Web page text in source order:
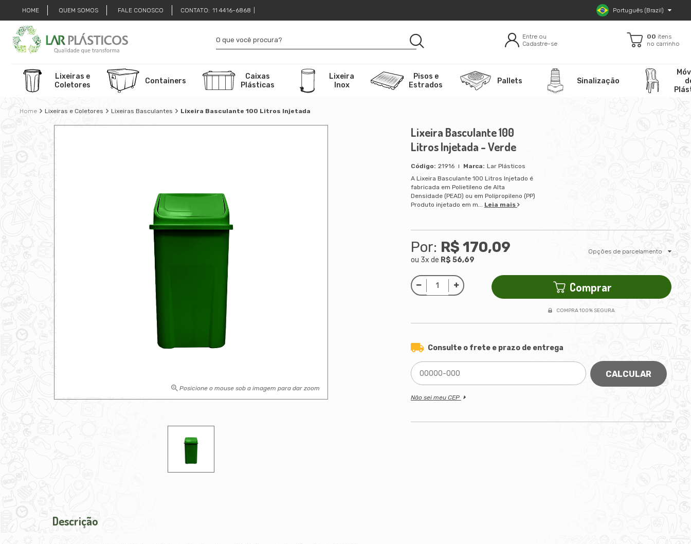
HOME QUEM SOMOS FALE CONOSCO CONTATO: 11 4416-6868 Português (Brazil)
Entre ou
Cadastre-se
00 itens
no carrinho
Lixeiras e
Coletores
Containers
Caixas
Plásticas
Lixeira
Inox
Pisos e
Estrados
Pallets Sinalização
Lixeiras e Coletores Lixeiras Basculantes Lixeira Basculante 100 Litros Injetada
Posicione o mouse sob a imagem para dar zoom
Lixeira Basculante 100
Litros Injetada - Verde
21916
Lar Plásticos
A Lixeira Basculante 100 Litros Injetado é
fabricada em Polietileno de Alta
Densidade (PEAD) ou em Polipropileno (PP)
Produto injetado em m... Leia mais
Por: R$ 170,09
ou 3x de R$ 56,69
Opções de parcelamento
Comprar
COMPRA 100% SEGURA
Consulte o frete e prazo de entrega
CALCULAR
Não sei meu CEP
Descrição